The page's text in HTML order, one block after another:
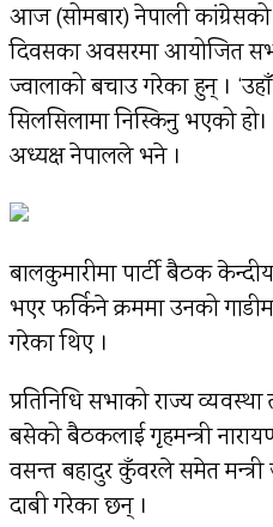
आज (सोमबार) नेपाली कांग्रेसको
दिवसका अवसरमा आयोजित
ज्वालाको बचाउ गरेका हुन् ।
सिलसिलामा निस्किनु भएको हो।
अध्यक्ष नेपालले भने ।
बालकुमारीमा पार्टी बैठक
भएर फर्किने क्रममा उनको
गरेका थिए ।
प्रतिनिधि सभाको राज्य
बसेको बैठकलाई गृहमन्त्री
वसन्त बहादुर कुँवरले समेत
दाबी गरेका छन् ।